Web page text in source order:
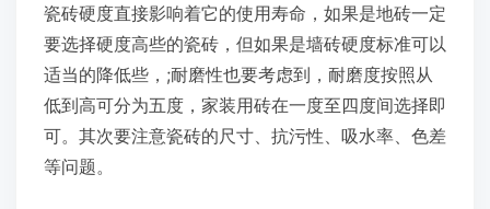
瓷砖硬度直接影响着它的使用寿命，如果是地砖一定
要选择硬度高些的瓷砖，但如果是墙砖硬度标准可以
适当的降低些，;耐磨性也要考虑到，耐磨度按照从
低到高可分为五度，家装用砖在一度至四度间选择即
可。其次要注意瓷砖的尺寸、抗污性、吸水率、色差
等问题。